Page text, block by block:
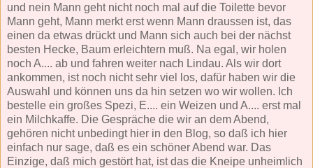
und nein Mann geht nicht noch mal auf die Toilette bevor
Mann geht, Mann merkt erst wenn Mann draussen ist, das
einen da etwas drückt und Mann sich auch bei der nächst
besten Hecke, Baum erleichtern muß. Na egal, wir holen
noch A.... ab und fahren weiter nach Lindau. Als wir dort
ankommen, ist noch nicht sehr viel los, dafür haben wir die
Auswahl und können uns da hin setzen wo wir wollen. Ich
bestelle ein großes Spezi, E.... ein Weizen und A.... erst mal
ein Milchkaffe. Die Gespräche die wir an dem Abend,
gehören nicht unbedingt hier in den Blog, so daß ich hier
einfach nur sage, daß es ein schöner Abend war. Das
Einzige, daß mich gestört hat, ist das die Kneipe unheimlich